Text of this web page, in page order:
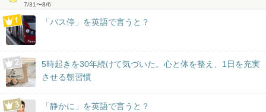
7/31〜8/6
「バス停」を英語で言うと？
5時起きを30年続けて気づいた。心と体を整え、1日を充実
させる朝習慣
「静かに」を英語で言うと？